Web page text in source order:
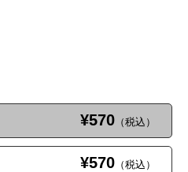
¥570 （税込）
¥570 （税込）